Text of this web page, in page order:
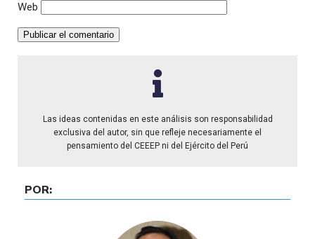
POR:
Web
Las ideas contenidas en este análisis son responsabilidad
exclusiva del autor, sin que refleje necesariamente el
pensamiento del CEEEP ni del Ejército del Perú